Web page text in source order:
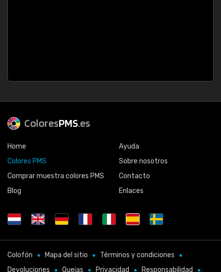
ColoresPMS.es
Home
Colores PMS
Comprar muestra colores PMS
Blog
Ayuda
Sobre nosotros
Contacto
Enlaces
Colofón Mapa del sitio
Términos y condiciones
Devoluciones
Quejas Privacidad Responsabilidad